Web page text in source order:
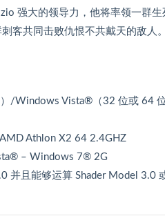
强大的领导力，他将率领一群
客共同击败仇恨不共戴天的敌人。
/Windows Vista®（32 位或 64
Athlon X2 64 2.4GHZ
– Windows 7® 2G
并且能够运算 Shader Model 3.0